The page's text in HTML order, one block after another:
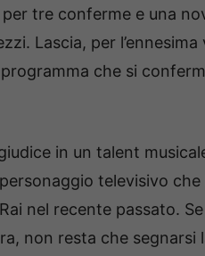
tre conferme e una
Lascia, per
che si
in un talent
televisivo
nel recente passato.
non resta che segnarsi